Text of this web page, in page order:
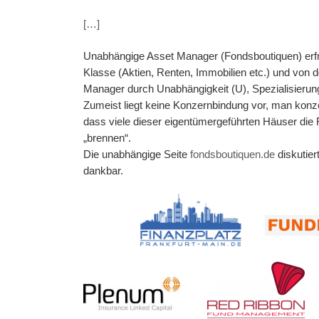
zu
–
[…]
Unabhängige Asset Manager (Fondsboutiquen)
Klasse (Aktien, Renten, Immobilien etc.) und von
Manager durch Unabhängigkeit (U),
Zumeist liegt keine Konzernbindung vor, man
dass viele dieser eigentümergeführten Häuser
„brennen“.
Die unabhängige Seite fondsboutiquen.de
dankbar.